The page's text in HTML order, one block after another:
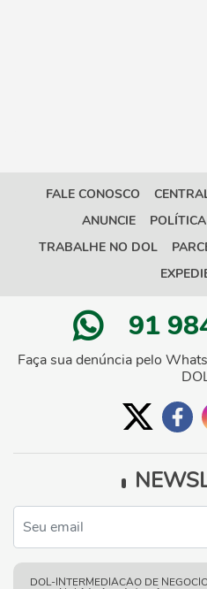
FALE CONOSCO
ANUNCIE
TRABALHE NO DOL
91
Faça sua denúncia pelo
DOL-INTERMEDIACAO DE